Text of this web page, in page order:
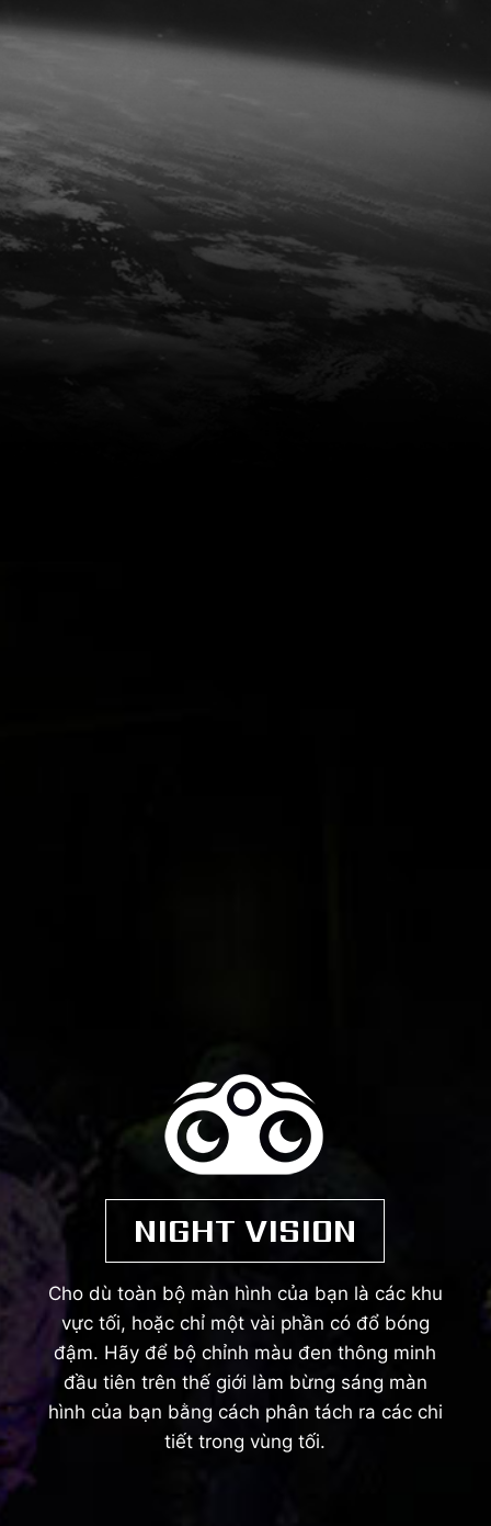
NIGHT VISION
Cho dù toàn bộ màn hình của bạn là các khu
vực tối, hoặc chỉ một vài phần có đổ bóng
đậm. Hãy để bộ chỉnh màu đen thông minh
đầu tiên trên thế giới làm bừng sáng màn
hình của bạn bằng cách phân tách ra các chi
tiết trong vùng tối.